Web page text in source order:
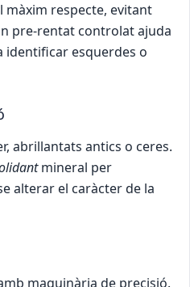
màxim respecte, evitant
pre-rentat controlat ajuda
identificar esquerdes o
abrillantats antics o ceres.
mineral per
alterar el caràcter de la
maquinària de precisió.